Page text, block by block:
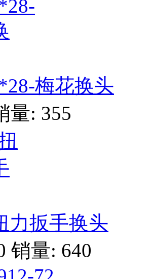
梅花换头
量: 355
力扳手换头
销量: 640